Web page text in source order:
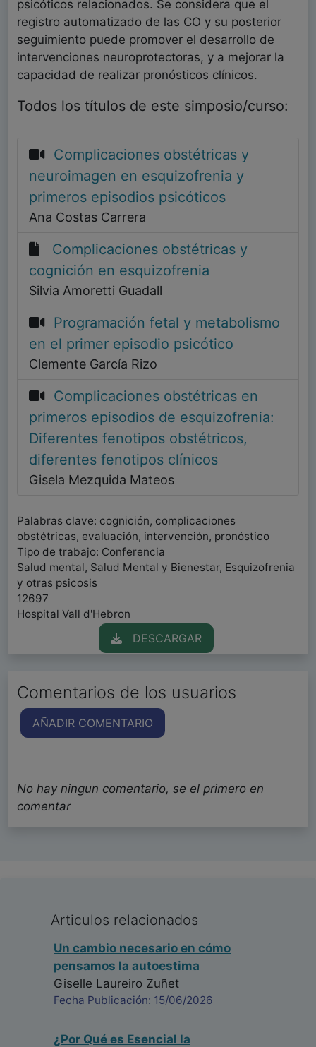
psicóticos relacionados. Se considera que el
registro automatizado de las CO y su posterior
seguimiento puede promover el desarrollo de
intervenciones neuroprotectoras, y a mejorar la
capacidad de realizar pronósticos clínicos.
Todos los títulos de este simposio/curso:
Complicaciones obstétricas y
neuroimagen en esquizofrenia y
primeros episodios psicóticos
Ana Costas Carrera
Complicaciones obstétricas y
cognición en esquizofrenia
Silvia Amoretti Guadall
Programación fetal y metabolismo
en el primer episodio psicótico
Clemente García Rizo
Complicaciones obstétricas en
primeros episodios de esquizofrenia:
Diferentes fenotipos obstétricos,
diferentes fenotipos clínicos
Gisela Mezquida Mateos
Palabras clave: cognición, complicaciones
obstétricas, evaluación, intervención, pronóstico
Tipo de trabajo: Conferencia
Salud mental, Salud Mental y Bienestar, Esquizofrenia
y otras psicosis
12697
Hospital Vall d'Hebron
DESCARGAR
Comentarios de los usuarios
AÑADIR COMENTARIO
No hay ningun comentario, se el primero en
comentar
Articulos relacionados
Un cambio necesario en cómo
pensamos la autoestima
Giselle Laureiro Zuñet
Fecha Publicación: 15/06/2026
¿Por Qué es Esencial la